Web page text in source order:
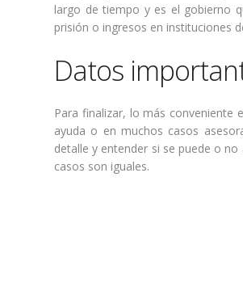
largo de tiempo y es el gobierno
prisión o ingresos en instituciones
Datos
Para finalizar, lo más conveniente
ayuda o en muchos casos
detalle y entender si se puede o
casos son iguales.